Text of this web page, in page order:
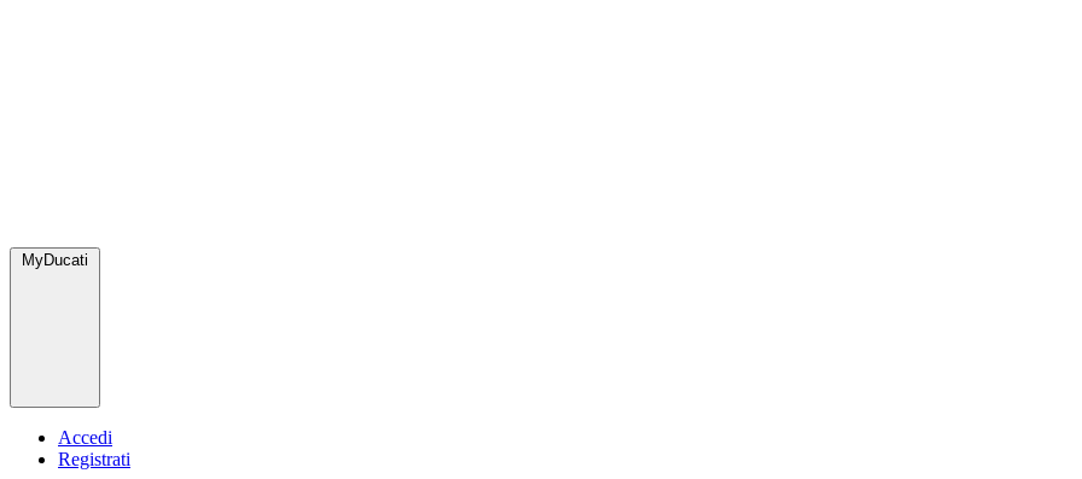
MyDucati
Accedi
Registrati